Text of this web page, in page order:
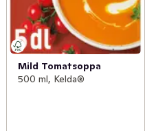
Mild Tomatsoppa
500 ml, Kelda®